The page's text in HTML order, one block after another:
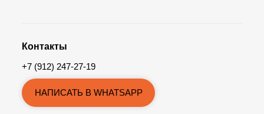
Контакты
+7 (912) 247-27-19
НАПИСАТЬ В WHATSAPP